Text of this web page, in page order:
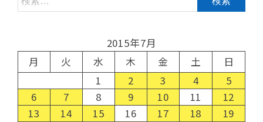
2015年7月
月
火 水 木 金 土
日
1
2 3 4
5
6
7 8 9 10 11
12
13
14 15 16 17 18
19